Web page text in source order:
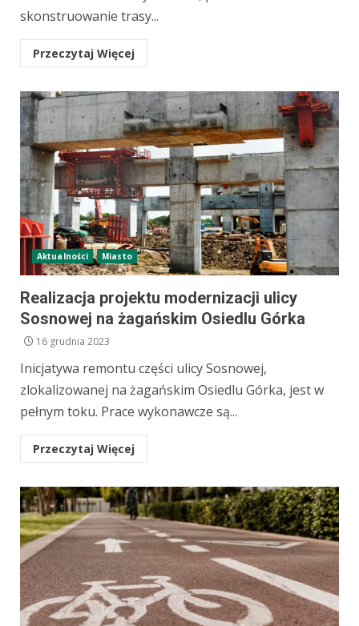
skonstruowanie trasy...
Przeczytaj Więcej
Aktualności Miasto
Realizacja projektu modernizacji ulicy
Sosnowej na żagańskim Osiedlu Górka
16 grudnia 2023
Inicjatywa remontu części ulicy Sosnowej,
zlokalizowanej na żagańskim Osiedlu Górka, jest w
pełnym toku. Prace wykonawcze są...
Przeczytaj Więcej